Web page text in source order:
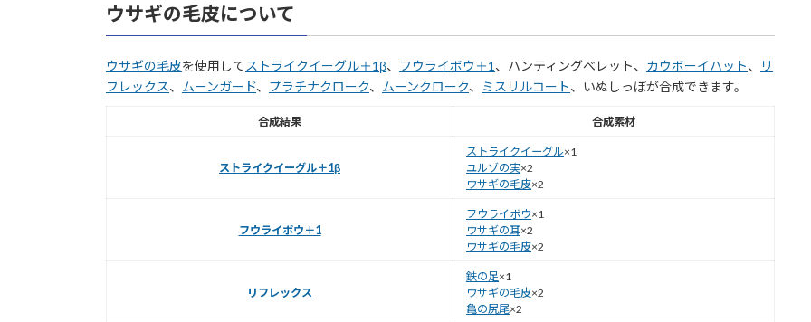
ウサギの毛皮について
ウサギの毛皮を使用して ストライクイーグル＋1β、 フウライボウ＋1 、ハンティングべレット、 カウボーイハット、
リ
フレックス、 ムーンガード、 プラチナクローク、 ムーンクローク、 ミスリルコート、いぬしっぽが合成できます。
合成結果 合成素材
ストライクイーグル＋1β
ストライクイーグル×1
ユルゾの実×2
ウサギの毛皮×2
フウライボウ＋1
フウライボウ×1
ウサギの耳×2
ウサギの毛皮×2
リフレックス
鉄の足×1
ウサギの毛皮×2
亀の尻尾×2